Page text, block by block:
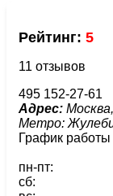
Рейтинг: 5
11 отзывов
495 152-27-61
Адрес:
Метро:
График
пн-пт:
сб: